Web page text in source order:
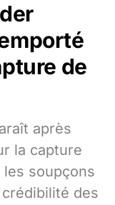
de
après
la capture
soupçons
des